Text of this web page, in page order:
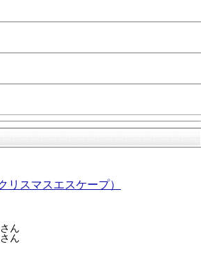
リスマスエスケープ）
ん
ん